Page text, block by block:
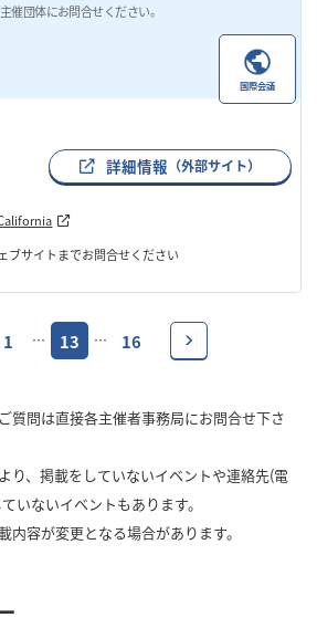
催団体にお問合せください。
国際会議
詳細情報 （外部サイト）
ブサイトまでお問合せください
1 … 13 … 16
質問は直接各主催者事務局にお問合せ下さ
り、掲載をしていないイベントや連絡先(電
いないイベントもあります。
内容が変更となる場合があります。